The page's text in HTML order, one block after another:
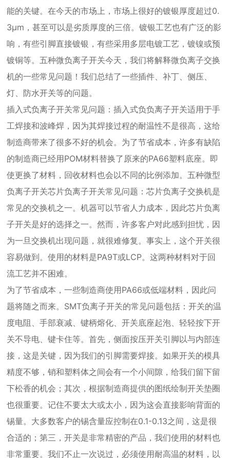
能的关键。在今天的市场上，市场上很好的镀银厚度超过0.
3μm，甚至可以是劣质厚度的三倍。镀银工艺也有广泛的影
响，有些引脚直接镀银，有些采用多层电镀工艺，镀镍或预
镀铜等。五种微负离子开关今天，我们将解释微负离子交换
机的一些常见问题！我们总结了一些插件、补丁、侧压、
灯、防水开关等的问题。
插入式负离子开关常见问题：插入式负负离子开关适用于手
工焊接和波峰焊，因为其焊接过程的耐温性不是很高，这给
制造商带来了很多不好的机会。为了节省成本，许多有缺陷
的制造商已经用POM材料替换了原来的PA66塑料底座。即
使更换了材料，回收材料也会以不同的比例添加。五种微型
负离子开关芯片负离子开关常见问题：芯片负离子交换机是
常见的交换机之一。机器可以节省人力成本，因此芯片负离
子开关是好的选择之一。然而，许多客户对此感到担忧，因
为一旦交换机出现问题，就很难修复。事实上，这个开关很
容易做到。使用的材料是PA9T或LCP。这两种材料对于回
流工艺并不困难。
为了节省成本，一些制造商使用PA66或低端材料，因此问
题将随之而来。SMT负离子开关的常见问题包括：开关的温
度电阻、手部衰减、键柄熔化、开关底座起泡、轻轻按下开
关不导电、键卡住等。首先，侧面按压开关引脚以与内部连
接，这是关键，因为我们的引脚需要焊接。如果开关的模具
精度不够，销和塑料体之间会有一个小间隙，给我们留下留
下松香的机会；其次，根据制造商提供的图纸绘制开关垫圈
也很重要。记住不要太大或太小，因为这会直接影响背面的
锡量。大多数客户的锡含量应控制在0.1-0.13之间，这是很
合适的；第三，开关是非常精密的产品，我们使用的材料也
非常重要。我们不止一次说过，必须使用耐高温的材料，以